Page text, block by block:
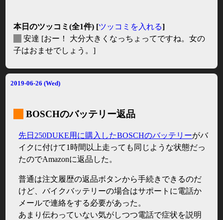
本日のツッコミ(全1件) [ツッコミを入れる]
安達 [おー！ 大分大きくなっちょってですね。女の
子はおませでしょう。]
2019-06-26 (Wed)
BOSCHのバッテリー返品
先日250DUKE用に購入したBOSCHのバッテリーがバ
イクに付けて1時間以上走っても同じような状態だっ
たのでAmazonに返品した。
普通は注文履歴の返品ボタンから手続きできるのだ
けど、バイクバッテリーの場合はサポートに電話か
メールで連絡をする必要があった。
あまり伝わっていない気がしつつ電話で症状を説明